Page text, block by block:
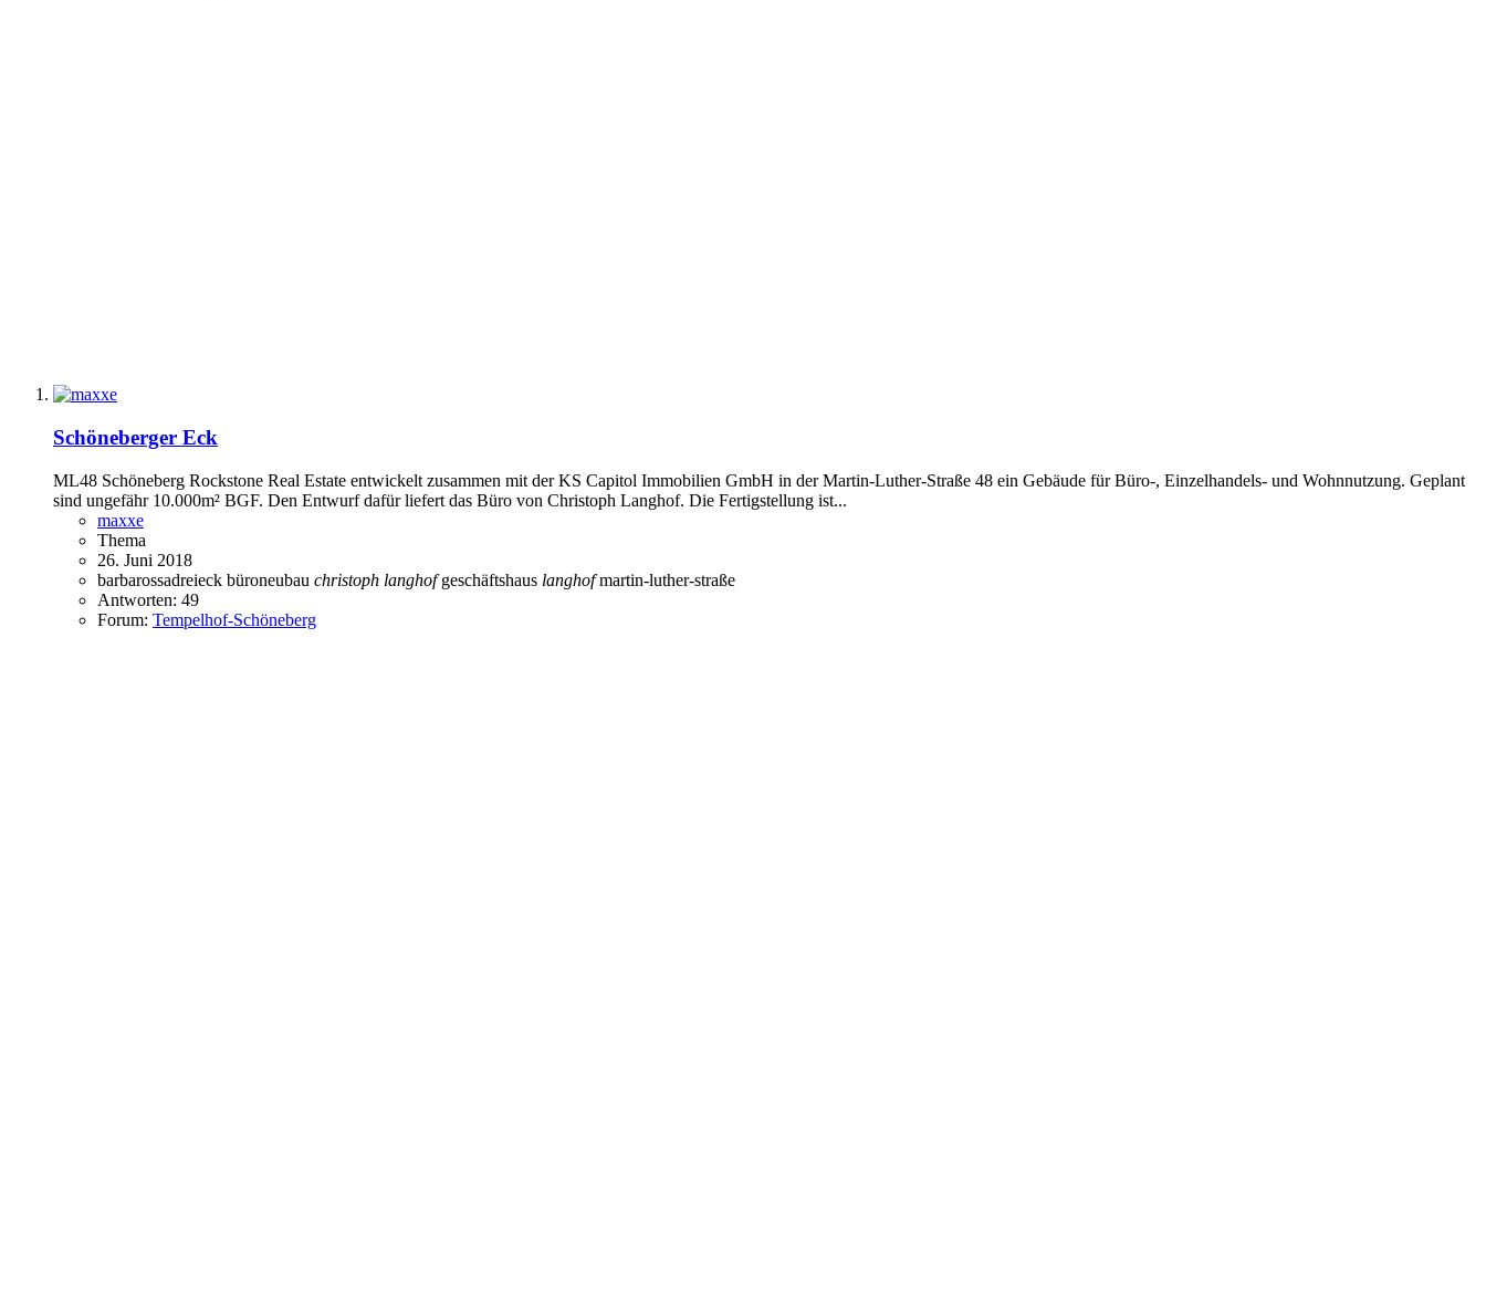
Schöneberger Eck
ML48 Schöneberg Rockstone Real Estate entwickelt zusammen mit der KS Capitol Immobilien GmbH in der Martin-Luther-Straße 48 ein Gebäude für Büro-, Einzelhandels- und Wohnnutzung. Geplant
sind ungefähr 10.000m² BGF. Den Entwurf dafür liefert das Büro von Christoph Langhof. Die Fertigstellung ist...
maxxe
Thema
26. Juni 2018
barbarossadreieck büroneubau christoph langhof geschäftshaus langhof martin-luther-straße
Antworten: 49
Forum: Tempelhof-Schöneberg